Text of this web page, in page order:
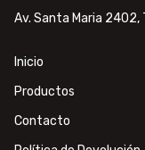
Av. Santa Maria 2402,
Inicio
Productos
Contacto